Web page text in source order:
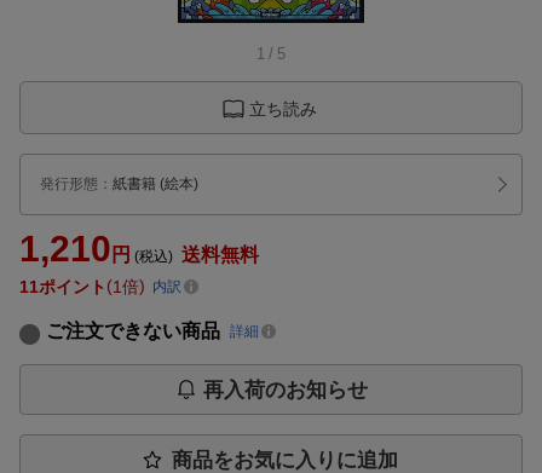
1 / 5
立ち読み
発行形態 ： 紙書籍 (絵本)
1,210 円 (税込) 送料無料
11ポイント 1倍 内訳
ご注文できない商品 詳細
再入荷のお知らせ
商品をお気に入りに追加